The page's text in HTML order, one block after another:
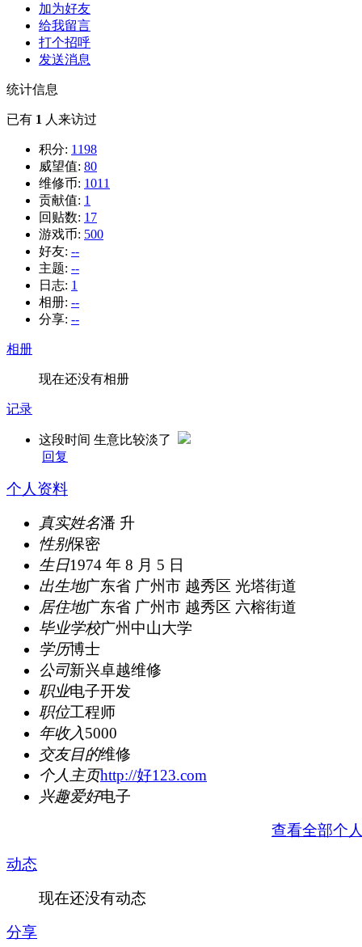
加为好友
给我留言
打个招呼
发送消息
统计信息
已有 1 人来访过
积分: 1198
威望值: 80
维修币: 1011
贡献值: 1
回贴数: 17
游戏币: 500
好友: --
主题: --
日志: 1
相册: --
分享: --
相册
现在还没有相册
记录
这段时间 生意比较淡了
回复
个人资料
真实姓名潘 升
性别保密
生日1974 年 8 月 5 日
出生地广东省 广州市 越秀区 光塔街道
居住地广东省 广州市 越秀区 六榕街道
毕业学校广州中山大学
学历博士
公司新兴卓越维修
职业电子开发
职位工程师
年收入5000
交友目的维修
个人主页http://好123.com
兴趣爱好电子
查看全部个
动态
现在还没有动态
分享